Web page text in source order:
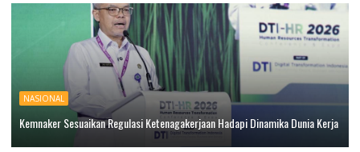
NASIONAL
Kemnaker Sesuaikan Regulasi Ketenagakerjaan Hadapi Dinamika Dunia Kerja